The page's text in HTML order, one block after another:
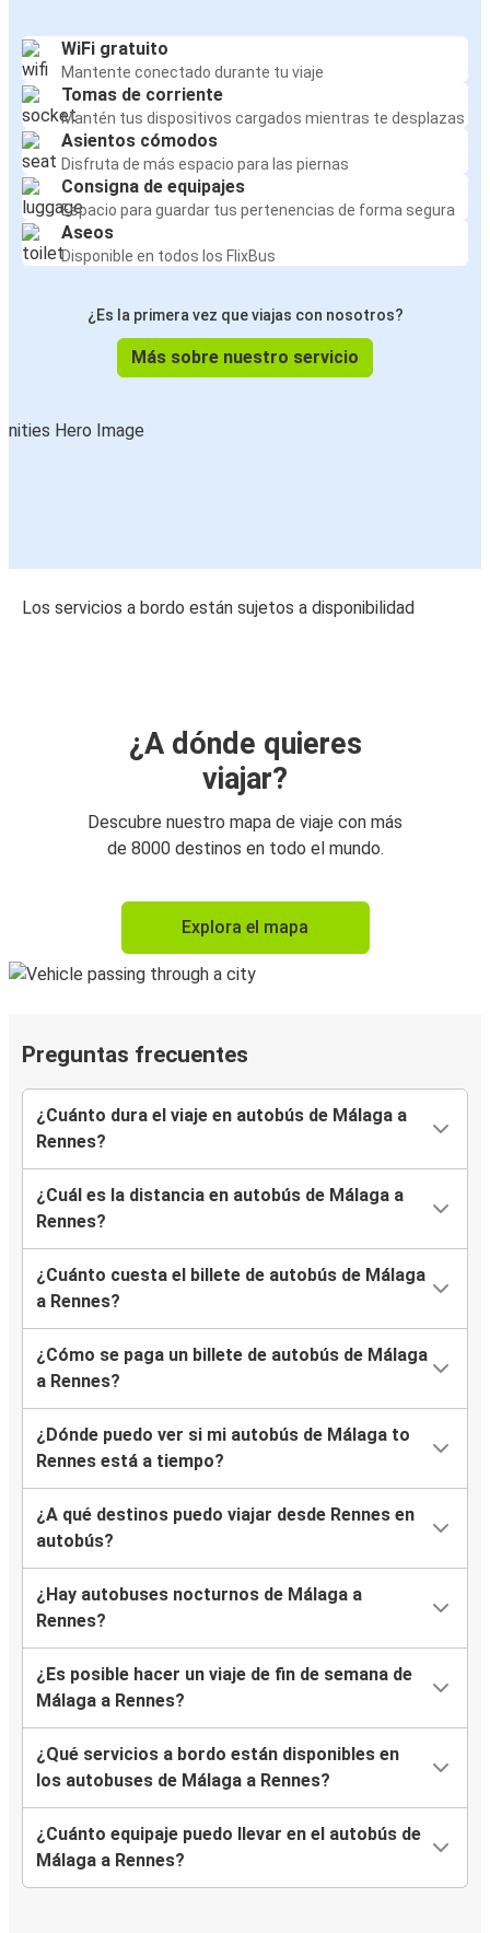
WiFi gratuito
Mantente conectado durante tu viaje
Tomas de corriente
Mantén tus dispositivos cargados mientras te desplazas
Asientos cómodos
Disfruta de más espacio para las piernas
Consigna de equipajes
Espacio para guardar tus pertenencias de forma segura
Aseos
Disponible en todos los FlixBus
¿Es la primera vez que viajas con nosotros?
Más sobre nuestro servicio
Los servicios a bordo están sujetos a disponibilidad
¿A dónde quieres
viajar?
Descubre nuestro mapa de viaje con más
de 8000 destinos en todo el mundo.
Explora el mapa
Preguntas frecuentes
¿Cuánto dura el viaje en autobús de Málaga a
Rennes?
¿Cuál es la distancia en autobús de Málaga a
Rennes?
¿Cuánto cuesta el billete de autobús de Málaga
a Rennes?
¿Cómo se paga un billete de autobús de Málaga
a Rennes?
¿Dónde puedo ver si mi autobús de Málaga to
Rennes está a tiempo?
¿A qué destinos puedo viajar desde Rennes en
autobús?
¿Hay autobuses nocturnos de Málaga a
Rennes?
¿Es posible hacer un viaje de fin de semana de
Málaga a Rennes?
¿Qué servicios a bordo están disponibles en
los autobuses de Málaga a Rennes?
¿Cuánto equipaje puedo llevar en el autobús de
Málaga a Rennes?